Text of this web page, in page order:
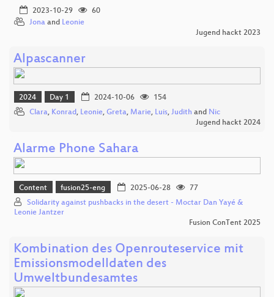
2023-10-29
60
Jona and Leonie
Jugend hackt 2023
Alpascanner
2024 Day 1 2024-10-06
154
Clara, Konrad, Leonie, Greta, Marie, Luis, Judith and Nic
Jugend hackt 2024
Alarme Phone Sahara
Content fusion25-eng 2025-06-28
77
Solidarity against pushbacks in the desert - Moctar Dan Yayé &
Leonie Jantzer
Fusion ConTent 2025
Kombination des Openrouteservice mit
Emissionsmodelldaten des
Umweltbundesamtes